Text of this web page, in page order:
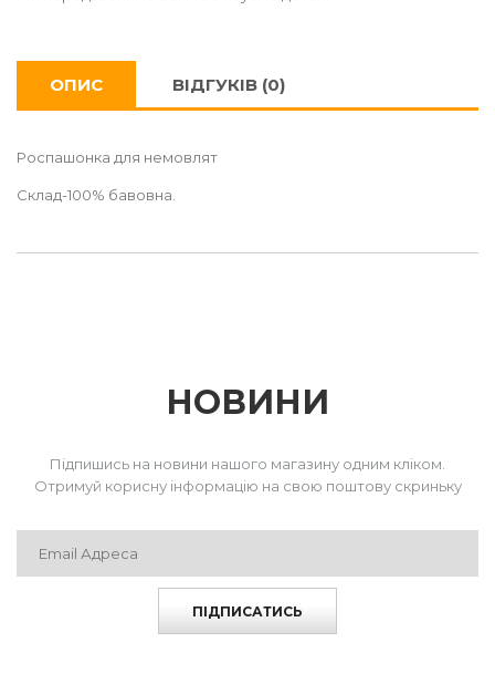
ОПИС ВІДГУКІВ (0)
Роспашонка для немовлят
Склад-100% бавовна.
НОВИНИ
Підпишись на новини нашого магазину одним кліком.
Отримуй корисну інформацію на свою поштову скриньку
ПІДПИСАТИСЬ